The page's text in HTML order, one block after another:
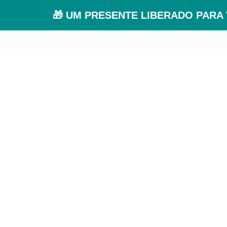
🎁 UM PRESENTE LIBERADO PARA